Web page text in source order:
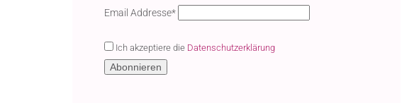
Email Addresse*
Ich akzeptiere die Datenschutzerklärung